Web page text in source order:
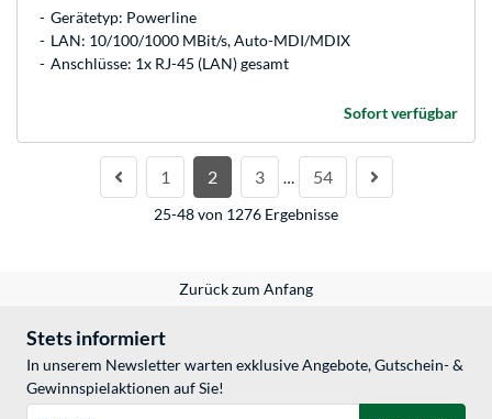
Gerätetyp: Powerline
LAN: 10/100/1000 MBit/s, Auto-MDI/MDIX
Anschlüsse: 1x RJ-45 (LAN) gesamt
Sofort verfügbar
1 2 3 … 54
25-48 von 1276 Ergebnisse
Zurück zum Anfang
Stets informiert
In unserem Newsletter warten exklusive Angebote, Gutschein- &
Gewinnspielaktionen auf Sie!